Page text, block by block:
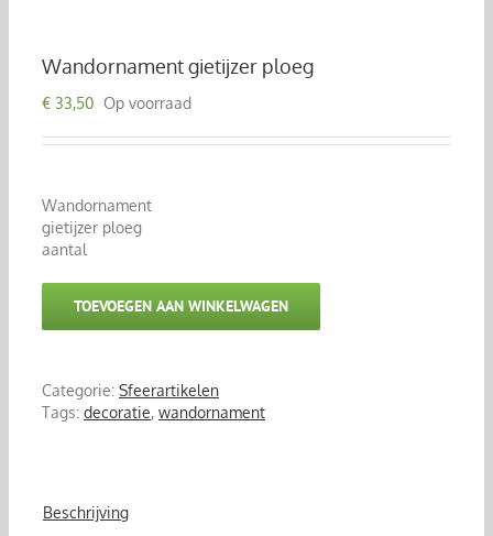
Wandornament gietijzer ploeg
€ 33,50 Op voorraad
Wandornament
gietijzer ploeg
aantal
TOEVOEGEN AAN WINKELWAGEN
Categorie: Sfeerartikelen
Tags: decoratie, wandornament
Beschrijving